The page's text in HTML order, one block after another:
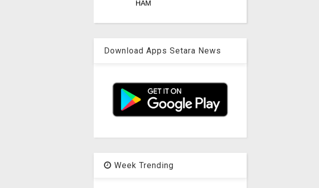
HAM
Download Apps Setara News
Week Trending